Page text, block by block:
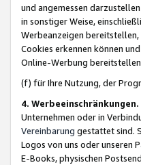
und angemessen
in sonstiger Weise,
Werbeanzeigen
Cookies erkennen können
Online-Werbung
(f) für Ihre Nutzung, der
4. Werbeeinschränkungen.
Unternehmen oder in
Vereinbarung gestattet sind.
Logos von uns oder unseren
E-Books, physischen